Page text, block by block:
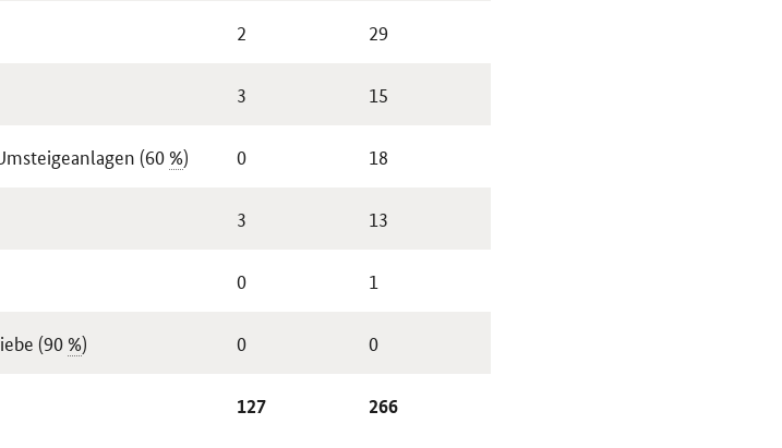
127 266
2 29
3 15
(60 %) 0 18
3 13
0 1
(90 %) 0 0